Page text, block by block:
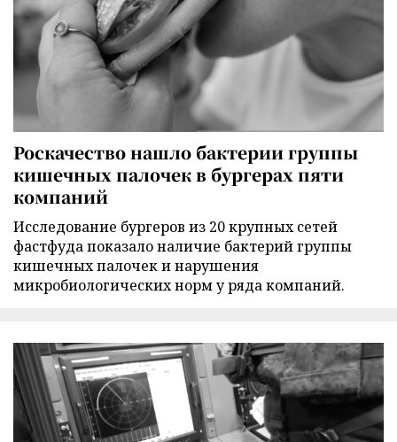
Роскачество нашло бактерии группы
кишечных палочек в бургерах пяти
компаний
Исследование бургеров из 20 крупных сетей
фастфуда показало наличие бактерий группы
кишечных палочек и нарушения
микробиологических норм у ряда компаний.